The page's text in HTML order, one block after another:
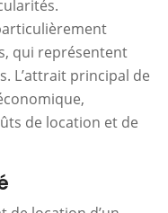
qui représentent
L’attrait principal de
de location et de